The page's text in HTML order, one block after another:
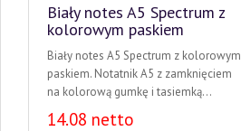
Biały notes A5 Spectrum z
kolorowym paskiem
Biały notes A5 Spectrum z kolorowym
paskiem. Notatnik A5 z zamknięciem
na kolorową gumkę i tasiemką...
14.08 netto